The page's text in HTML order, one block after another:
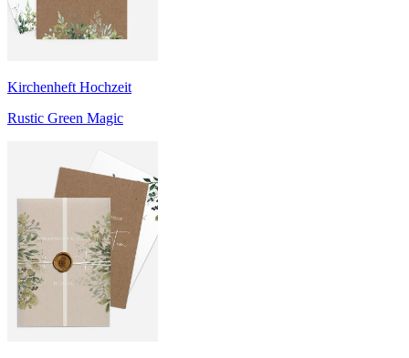
Kirchenheft Hochzeit
Rustic Green Magic